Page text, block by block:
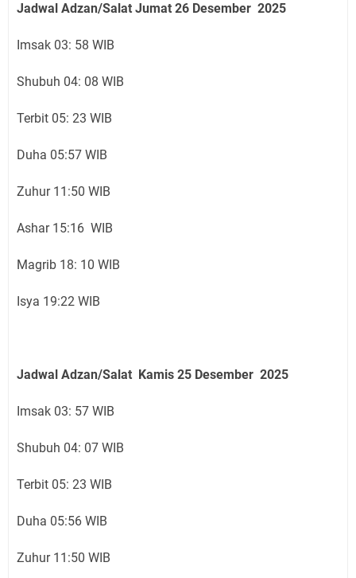
Jadwal Adzan/Salat Jumat 26 Desember 2025
Imsak 03: 58 WIB
Shubuh 04: 08 WIB
Terbit 05: 23 WIB
Duha 05:57 WIB
Zuhur 11:50 WIB
Ashar 15:16 WIB
Magrib 18: 10 WIB
Isya 19:22 WIB
Jadwal Adzan/Salat Kamis 25 Desember 2025
Imsak 03: 57 WIB
Shubuh 04: 07 WIB
Terbit 05: 23 WIB
Duha 05:56 WIB
Zuhur 11:50 WIB